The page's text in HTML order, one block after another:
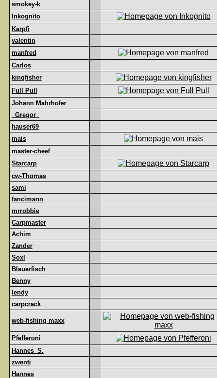
smokey-k
Inkognito
Karpfi
valentin
manfred
Carlos
kingfisher
Full Pull
Johann Mahrhofer
_Gregor_
hauser69
mais
master-cheef
Starcarp
cw-Thomas
sami
fancimann
mrrobbie
Carpmaster
Achim
Zander
Soxl
Blauerfisch
Benny
lendy
carpcrack
web-fishing maxx
Pfefferoni
Hannes_S.
zwenti
Hannes